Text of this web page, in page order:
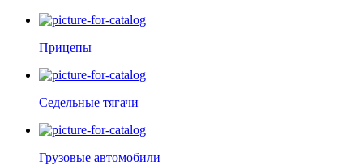
Прицепы
Седельные тягачи
Грузовые автомобили